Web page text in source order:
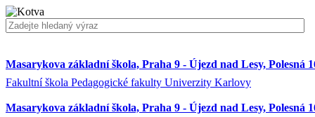
Masarykova základní škola, Praha 9 - Újezd nad Lesy, Polesná
Fakultní škola Pedagogické fakulty Univerzity Karlovy
Masarykova základní škola, Praha 9 - Újezd nad Lesy, Polesná